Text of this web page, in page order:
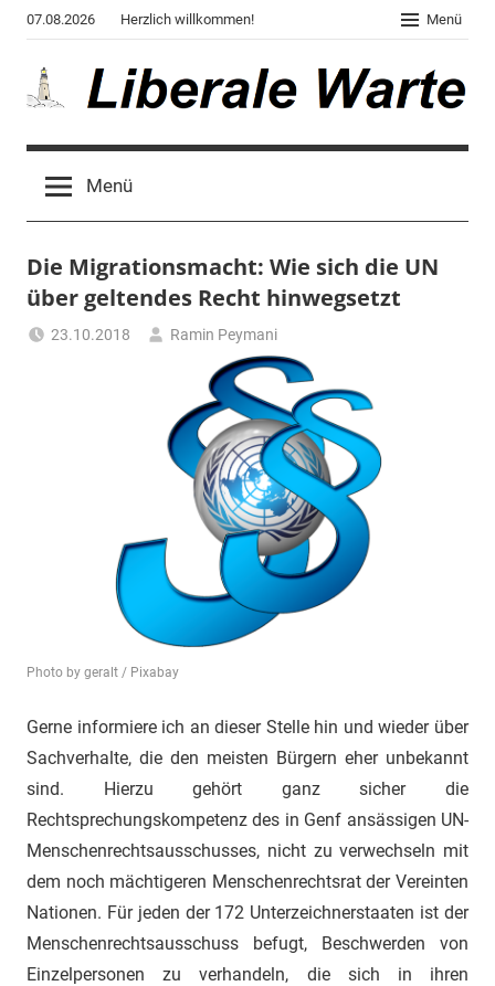
Zum
Inhalt
springen
07.08.2026 Herzlich willkommen! Menü
Liberale
Warte
des
"Corona,
Klima,
Gendergaga",
"2020",
"Spukschloss
Menü
Die Migrationsmacht: Wie sich die UN
über geltendes Recht hinwegsetzt
23.10.2018
Ramin Peymani
Tagesthema
Photo by geralt / Pixabay
Gerne informiere ich an dieser Stelle hin und wieder über
Sachverhalte, die den meisten Bürgern eher unbekannt
sind. Hierzu gehört ganz sicher die
Rechtsprechungskompetenz des in Genf ansässigen UN-
Menschenrechtsausschusses, nicht zu verwechseln mit
dem noch mächtigeren Menschenrechtsrat der Vereinten
Nationen. Für jeden der 172 Unterzeichnerstaaten ist der
Menschenrechtsausschuss befugt, Beschwerden von
Einzelpersonen zu verhandeln, die sich in ihren